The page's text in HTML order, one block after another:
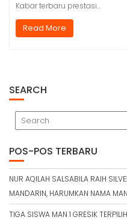
Kabar terbaru prestasi…
Read More
SEARCH
POS-POS TERBARU
NUR AQILAH SALSABILA RAIH
MANDARIN, HARUMKAN NAMA
TIGA SISWA MAN 1 GRESIK